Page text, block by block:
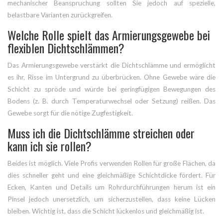
mechanischer Beanspruchung sollten Sie jedoch auf spezielle,
belastbare Varianten zurückgreifen.
Welche Rolle spielt das Armierungsgewebe bei
flexiblen Dichtschlämmen?
Das Armierungsgewebe verstärkt die Dichtschlämme und ermöglicht
es ihr, Risse im Untergrund zu überbrücken. Ohne Gewebe wäre die
Schicht zu spröde und würde bei geringfügigen Bewegungen des
Bodens (z. B. durch Temperaturwechsel oder Setzung) reißen. Das
Gewebe sorgt für die nötige Zugfestigkeit.
Muss ich die Dichtschlämme streichen oder
kann ich sie rollen?
Beides ist möglich. Viele Profis verwenden Rollen für große Flächen, da
dies schneller geht und eine gleichmäßige Schichtdicke fördert. Für
Ecken, Kanten und Details um Rohrdurchführungen herum ist ein
Pinsel jedoch unersetzlich, um sicherzustellen, dass keine Lücken
bleiben. Wichtig ist, dass die Schicht lückenlos und gleichmäßig ist.